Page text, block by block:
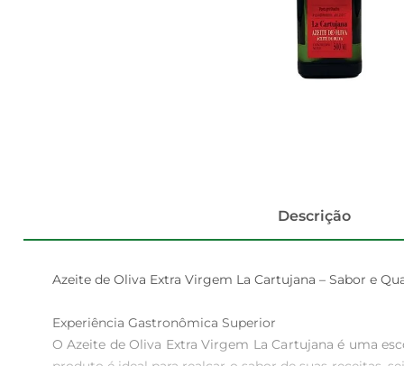
Descrição
Azeite de Oliva Extra Virgem La Cartujana – Sabor e
Experiência Gastronômica Superior
O Azeite de Oliva Extra Virgem La Cartujana é uma